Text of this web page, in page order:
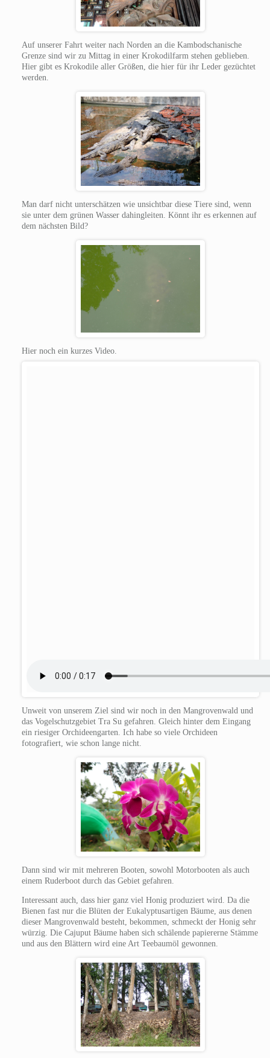
Auf unserer Fahrt weiter nach Norden an die Kambodschanische
Grenze sind wir zu Mittag in einer Krokodilfarm stehen geblieben.
Hier gibt es Krokodile aller Größen, die hier für ihr Leder gezüchtet
werden.
Man darf nicht unterschätzen wie unsichtbar diese Tiere sind, wenn
sie unter dem grünen Wasser dahingleiten. Könnt ihr es erkennen auf
dem nächsten Bild?
Hier noch ein kurzes Video.
Unweit von unserem Ziel sind wir noch in den Mangrovenwald und
das Vogelschutzgebiet Tra Su gefahren. Gleich hinter dem Eingang
ein riesiger Orchideengarten. Ich habe so viele Orchideen
fotografiert, wie schon lange nicht.
Dann sind wir mit mehreren Booten, sowohl Motorbooten als auch
einem Ruderboot durch das Gebiet gefahren.
Interessant auch, dass hier ganz viel Honig produziert wird. Da die
Bienen fast nur die Blüten der Eukalyptusartigen Bäume, aus denen
dieser Mangrovenwald besteht, bekommen, schmeckt der Honig sehr
würzig. Die Cajuput Bäume haben sich schälende papiererne Stämme
und aus den Blättern wird eine Art Teebaumöl gewonnen.